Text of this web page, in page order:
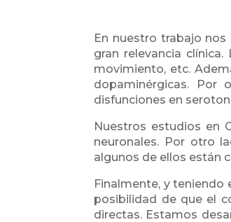
En nuestro trabajo
gran relevancia
movimiento, etc.
dopaminérgicas. Por
disfunciones en
Nuestros estudios en
neuronales. Por otro
algunos de ellos están
Finalmente, y teniendo
posibilidad de que el
directas. Estamos